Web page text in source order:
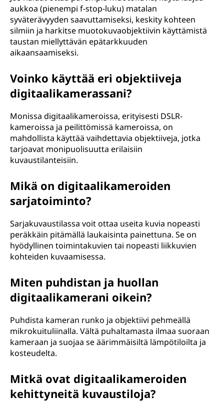
aukkoa (pienempi f-stop-luku) matalan
syväterävyyden saavuttamiseksi, keskity kohteen
silmiin ja harkitse muotokuvaobjektiivin käyttämistä
taustan miellyttävän epätarkkuuden
aikaansaamiseksi.
Voinko käyttää eri objektiiveja
digitaalikamerassani?
Monissa digitaalikameroissa, erityisesti DSLR-
kameroissa ja peilittömissä kameroissa, on
mahdollista käyttää vaihdettavia objektiiveja, jotka
tarjoavat monipuolisuutta erilaisiin
kuvaustilanteisiin.
Mikä on digitaalikameroiden
sarjatoiminto?
Sarjakuvaustilassa voit ottaa useita kuvia nopeasti
peräkkäin pitämällä laukaisinta painettuna. Se on
hyödyllinen toimintakuvien tai nopeasti liikkuvien
kohteiden kuvaamisessa.
Miten puhdistan ja huollan
digitaalikamerani oikein?
Puhdista kameran runko ja objektiivi pehmeällä
mikrokuituliinalla. Vältä puhaltamasta ilmaa suoraan
kameraan ja suojaa se äärimmäisiltä lämpötiloilta ja
kosteudelta.
Mitkä ovat digitaalikameroiden
kehittyneitä kuvaustiloja?